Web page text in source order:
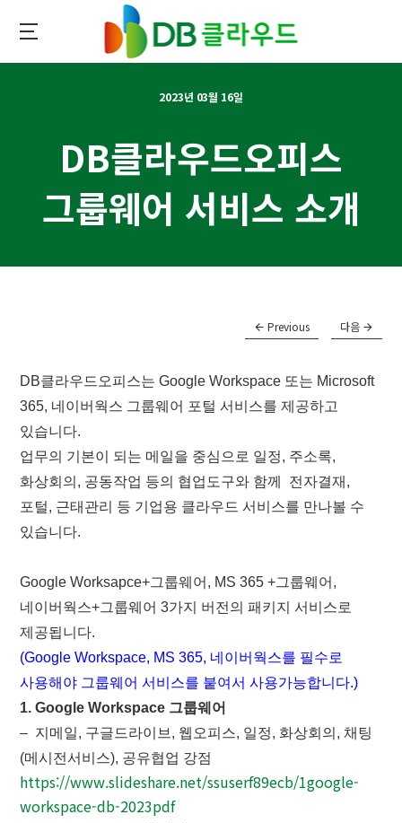
콘텐츠로
이동
DB클라우드
2023년 03월 16일
DB클라우드오피스
그룹웨어 서비스 소개
Previous 다음
DB클라우드오피스는 Google Workspace 또는 Microsoft
365, 네이버웍스 그룹웨어 포털 서비스를 제공하고
있습니다.
업무의 기본이 되는 메일을 중심으로 일정, 주소록,
화상회의, 공동작업 등의 협업도구와 함께 전자결재,
포털, 근태관리 등 기업용 클라우드 서비스를 만나볼 수
있습니다.
Google Worksapce+그룹웨어, MS 365 +그룹웨어,
네이버웍스+그룹웨어 3가지 버전의 패키지 서비스로
제공됩니다.
(Google Workspace, MS 365, 네이버웍스를 필수로
사용해야 그룹웨어 서비스를 붙여서 사용가능합니다.)
1. Google Workspace 그룹웨어
– 지메일, 구글드라이브, 웹오피스, 일정, 화상회의, 채팅
(메시전서비스), 공유협업 강점
https://www.slideshare.net/ssuserf89ecb/1google-
workspace-db-2023pdf